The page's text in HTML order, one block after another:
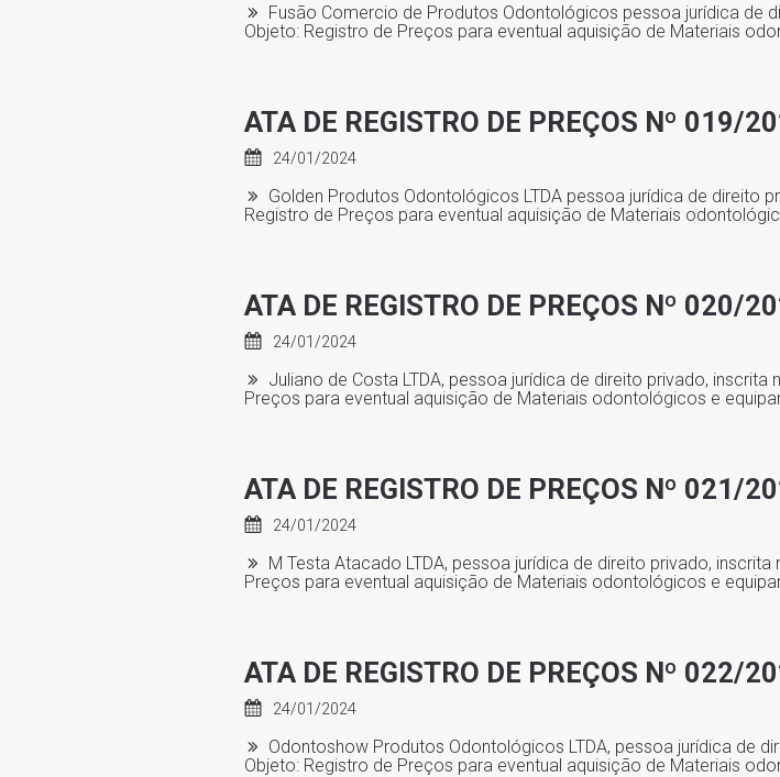
Fusão Comercio de Produtos Odontológicos pessoa jurídica de
Objeto: Registro de Preços para eventual aquisição de Materiais
ATA DE REGISTRO DE PREÇOS Nº 019/
24/01/2024
Golden Produtos Odontológicos LTDA pessoa jurídica de direito
Registro de Preços para eventual aquisição de Materiais
ATA DE REGISTRO DE PREÇOS Nº 020/
24/01/2024
Juliano de Costa LTDA, pessoa jurídica de direito privado,
Preços para eventual aquisição de Materiais odontológicos e
ATA DE REGISTRO DE PREÇOS Nº 021/
24/01/2024
M Testa Atacado LTDA, pessoa jurídica de direito privado,
Preços para eventual aquisição de Materiais odontológicos e
ATA DE REGISTRO DE PREÇOS Nº 022/
24/01/2024
Odontoshow Produtos Odontológicos LTDA, pessoa jurídica de
Objeto: Registro de Preços para eventual aquisição de Materiais